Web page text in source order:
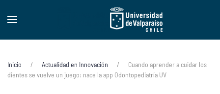
Inicio Actualidad en Innovación
Cuando aprender a cuidar los
dientes se vuelve un juego: nace la app Odontopediatría UV